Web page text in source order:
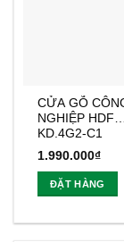
CỬA GỖ
NGHIỆP HDF
KD.4G2-C1
1.990.000₫
ĐẶT HÀNG